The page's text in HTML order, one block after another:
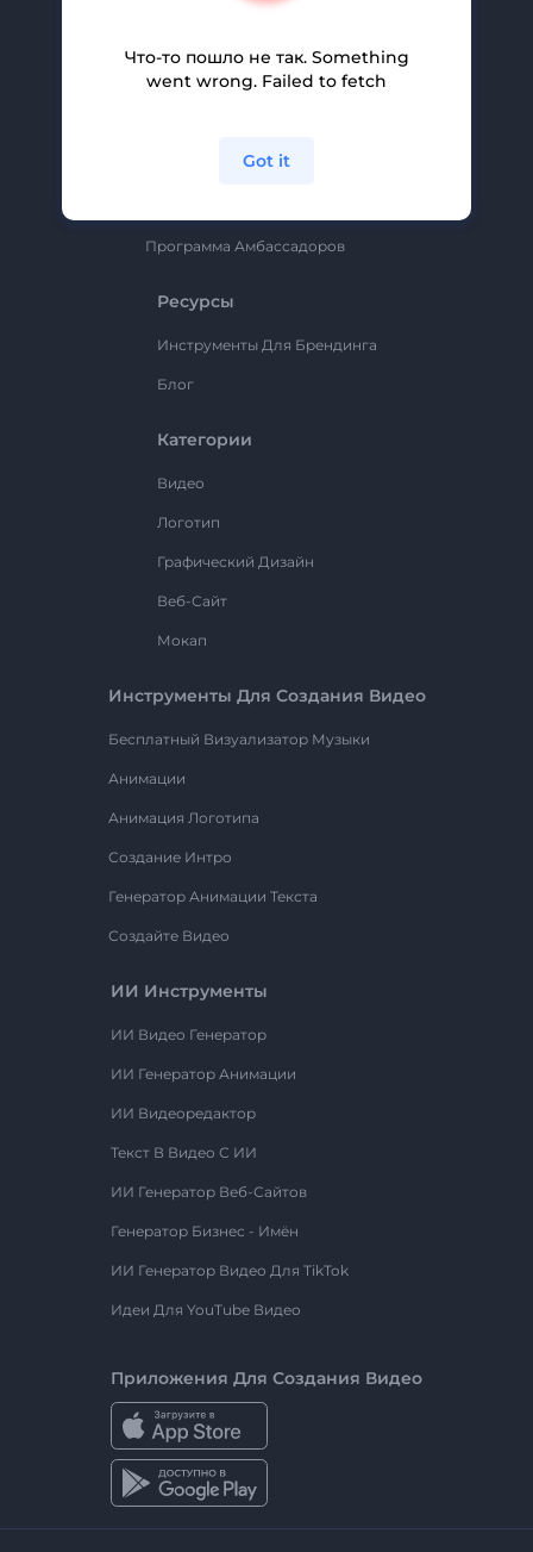
Помощь И Поддержка
Партнерская Программа
Политика Конфиденциальности
Программа Амбассадоров
Ресурсы
Инструменты Для Брендинга
Блог
Категории
Видео
Логотип
Графический Дизайн
Веб-Сайт
Мокап
Инструменты Для Создания Видео
Бесплатный Визуализатор Музыки
Анимации
Анимация Логотипа
Создание Интро
Генератор Анимации Текста
Создайте Видео
ИИ Инструменты
ИИ Видео Генератор
ИИ Генератор Анимации
ИИ Видеоредактор
Текст В Видео С ИИ
ИИ Генератор Веб-Сайтов
Генератор Бизнес - Имён
ИИ Генератор Видео Для TikTok
Идеи Для YouTube Видео
Приложения Для Создания Видео
Что-то пошло не так. Something
went wrong. Failed to fetch
Got it